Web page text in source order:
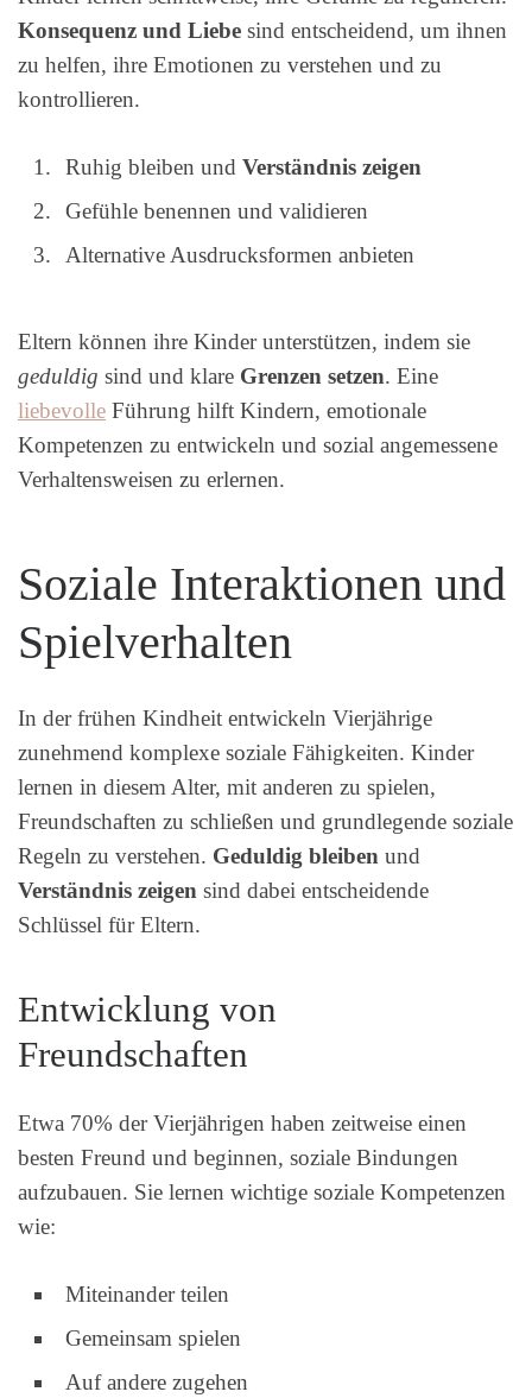
Konsequenz und Liebe sind entscheidend, um ihnen
zu helfen, ihre Emotionen zu verstehen und zu
kontrollieren.
Ruhig bleiben und Verständnis zeigen
Gefühle benennen und validieren
Alternative Ausdrucksformen anbieten
Eltern können ihre Kinder unterstützen, indem sie
geduldig sind und klare Grenzen setzen. Eine
liebevolle Führung hilft Kindern, emotionale
Kompetenzen zu entwickeln und sozial angemessene
Verhaltensweisen zu erlernen.
Soziale Interaktionen und
Spielverhalten
In der frühen Kindheit entwickeln Vierjährige
zunehmend komplexe soziale Fähigkeiten. Kinder
lernen in diesem Alter, mit anderen zu spielen,
Freundschaften zu schließen und grundlegende soziale
Regeln zu verstehen. Geduldig bleiben und
Verständnis zeigen sind dabei entscheidende
Schlüssel für Eltern.
Entwicklung von
Freundschaften
Etwa 70% der Vierjährigen haben zeitweise einen
besten Freund und beginnen, soziale Bindungen
aufzubauen. Sie lernen wichtige soziale Kompetenzen
wie:
Miteinander teilen
Gemeinsam spielen
Auf andere zugehen